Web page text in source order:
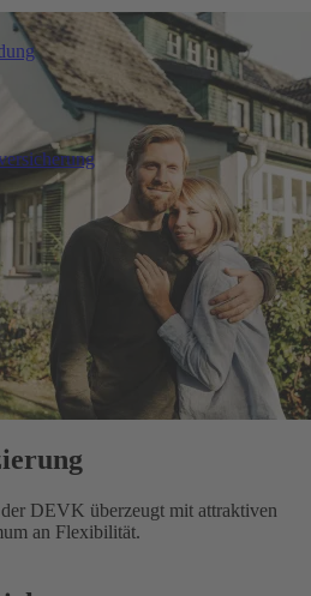
DEVK überzeugt mit attraktiven
an Flexibilität.